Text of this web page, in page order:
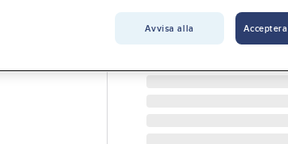
Midjebyxa
MIDJEBYXA BLK X1999-
Avvisa alla